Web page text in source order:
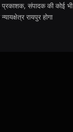
प्रकाशक, संपादक की कोई भी
रायपुर होगा